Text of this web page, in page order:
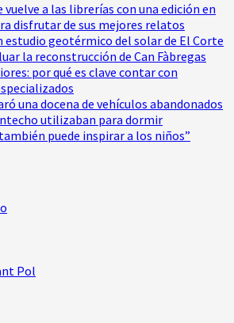
vuelve a las librerías con una edición en
disfrutar de sus mejores relatos
estudio geotérmico del solar de El Corte
la reconstrucción de Can Fàbregas
por qué es clave contar con
una docena de vehículos abandonados
utilizaban para dormir
puede inspirar a los niños”
Pol